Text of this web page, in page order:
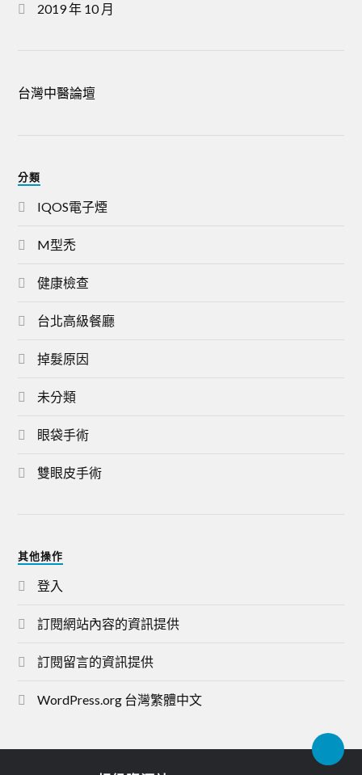
2019 年 10 月
台灣中醫論壇
分類
IQOS電子煙
M型禿
健康檢查
台北高級餐廳
掉髮原因
未分類
眼袋手術
雙眼皮手術
其他操作
登入
訂閱網站內容的資訊提供
訂閱留言的資訊提供
WordPress.org 台灣繁體中文